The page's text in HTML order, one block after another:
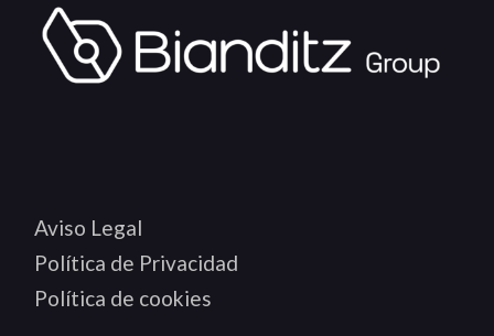
Aviso Legal
Política de Privacidad
Política de cookies